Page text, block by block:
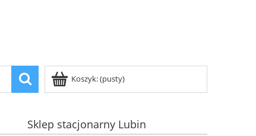
Koszyk:(pusty)
Sklep stacjonarny Lubin